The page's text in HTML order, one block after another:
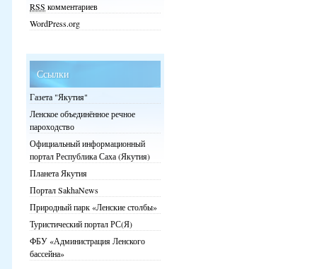
RSS комментариев
WordPress.org
Ссылки
Газета "Якутия"
Ленское объединённое речное
пароходство
Официальный информационный
портал Республика Саха (Якутия)
Планета Якутия
Портал SakhaNews
Природный парк «Ленские столбы»
Туристический портал РС(Я)
ФБУ «Администрация Ленского
бассейна»